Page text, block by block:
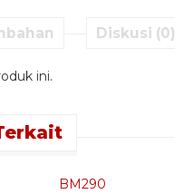
Diskusi (0)
ini.
-
BM290